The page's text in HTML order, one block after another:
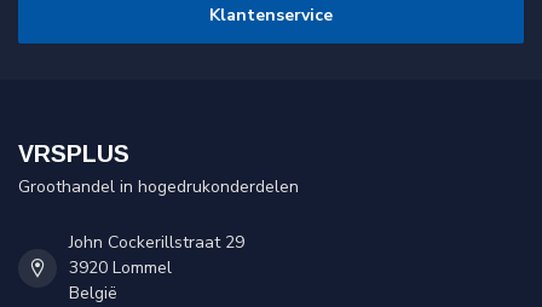
Klantenservice
VRSPLUS
Groothandel in hogedrukonderdelen
John Cockerillstraat 29
3920 Lommel
België